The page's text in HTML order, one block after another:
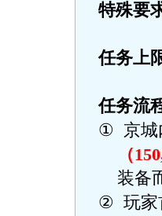
特殊要
任务上
任务流
① 京
（
装备
② 玩